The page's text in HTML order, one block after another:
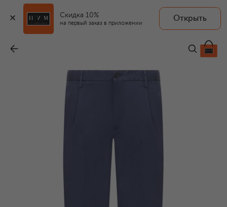
Скидка 10%
на первый заказ в приложении
Открыть
35 900 ₽